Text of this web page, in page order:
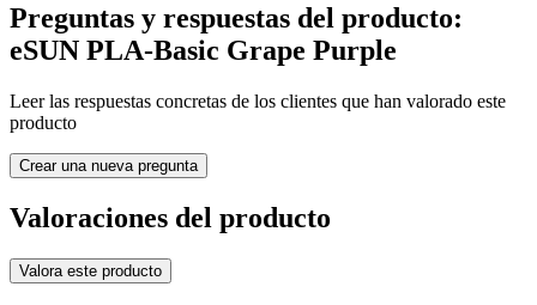
Preguntas y respuestas del producto:
eSUN PLA-Basic Grape Purple
Leer las respuestas concretas de los clientes que han valorado este
producto
Crear una nueva pregunta
Valoraciones del producto
Valora este producto